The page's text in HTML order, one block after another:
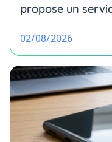
propose un
02/08/2026